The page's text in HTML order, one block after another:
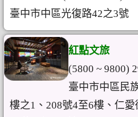
臺中市中區光復路42之3號
紅點文旅
(5800 ~ 9800)
臺中市中區民
樓之1、208號4至6樓、仁